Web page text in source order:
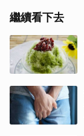
繼續看下去